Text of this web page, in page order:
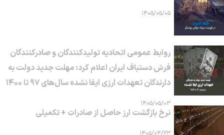
۱۴۰۵/۰۵/۰۵
روابط عمومی اتحادیه تولیدکنندگان و صادرکنندگان
فرش دستباف ایران اعلام کرد: مهلت جدید دولت به
دارندگان تعهدات ارزی ایفا نشده سال‌های ۹۷ تا ۱۴۰۰
۱۴۰۵/۰۵/۰۳
نرخ بازگشت ارز حاصل از صادرات + تکمیلی